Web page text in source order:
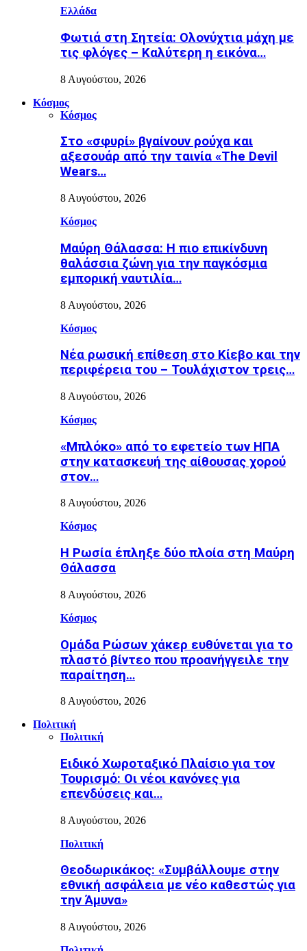
Ελλάδα
Φωτιά στη Σητεία: Ολονύχτια μάχη με
τις φλόγες – Καλύτερη η εικόνα…
8 Αυγούστου, 2026
Κόσμος
Κόσμος
Στο «σφυρί» βγαίνουν ρούχα και
αξεσουάρ από την ταινία «The Devil
Wears…
8 Αυγούστου, 2026
Κόσμος
Μαύρη Θάλασσα: Η πιο επικίνδυνη
θαλάσσια ζώνη για την παγκόσμια
εμπορική ναυτιλία…
8 Αυγούστου, 2026
Κόσμος
Nέα ρωσική επίθεση στο Κίεβο και την
περιφέρεια του – Τουλάχιστον τρεις…
8 Αυγούστου, 2026
Κόσμος
«Μπλόκο» από το εφετείο των ΗΠΑ
στην κατασκευή της αίθουσας χορού
στον…
8 Αυγούστου, 2026
Κόσμος
Η Ρωσία έπληξε δύο πλοία στη Μαύρη
Θάλασσα
8 Αυγούστου, 2026
Κόσμος
Ομάδα Ρώσων χάκερ ευθύνεται για το
πλαστό βίντεο που προανήγγειλε την
παραίτηση…
8 Αυγούστου, 2026
Πολιτική
Πολιτική
Ειδικό Χωροταξικό Πλαίσιο για τον
Τουρισμό: Οι νέοι κανόνες για
επενδύσεις και…
8 Αυγούστου, 2026
Πολιτική
Θεοδωρικάκος: «Συμβάλλουμε στην
εθνική ασφάλεια με νέο καθεστώς για
την Άμυνα»
8 Αυγούστου, 2026